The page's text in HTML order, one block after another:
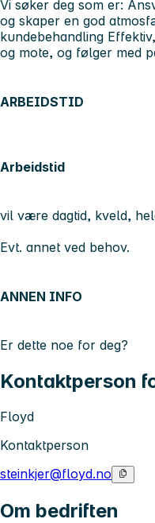
Vi søker deg som er:
og skaper en god
kundebehandling
og mote, og følger med
ARBEIDSTID
Arbeidstid
vil være dagtid, kveld,
Evt. annet ved behov.
ANNEN INFO
Er dette noe for deg?
Kontaktperson
Floyd
Kontaktperson
steinkjer@floyd.no
Om bedriften